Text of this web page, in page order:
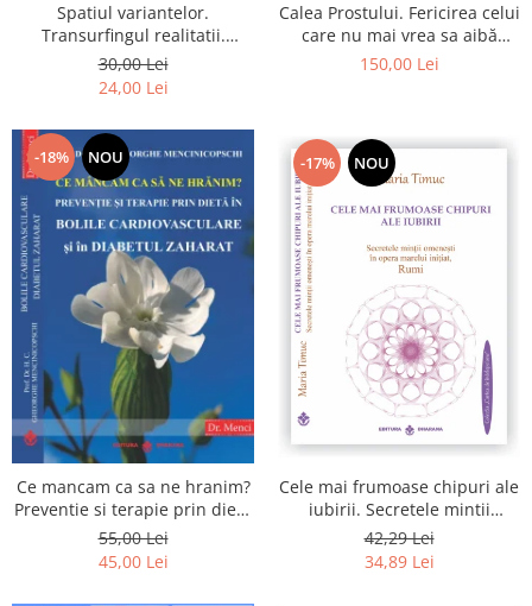
Spatiul variantelor.
Transurfingul realitatii.
Gradul 1. Cum sa ne
dezvoltam intuitia si sa ne
30,00 Lei
24,00 Lei
Calea Prostului. Fericirea celui
care nu mai vrea sa aibă
dreptate - Intoarcerea la
150,00 Lei
-18% NOU
Ce mancam ca sa ne hranim?
Preventie si terapie prin dieta
in bolile cardiovasculare si in
diabetul zaharat
55,00 Lei
45,00 Lei
-17% NOU
Cele mai frumoase chipuri ale
iubirii. Secretele mintii
omenesti in opera marelui
initiat, Rumi
42,29 Lei
34,89 Lei